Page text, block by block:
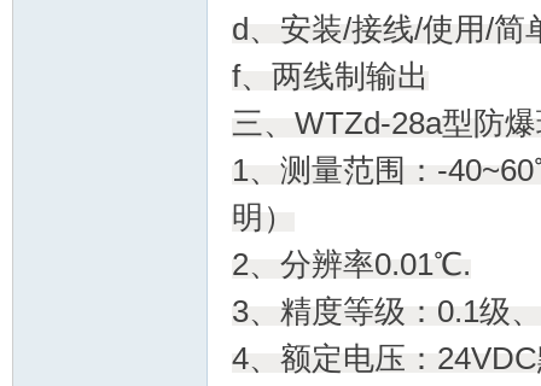
d、安装/接线/使用/简
f、两线制输出
三、WTZd-28a型防
1、测量范围：-
明）
2、分辨率0.01℃.
3、精度等级：0.1级
4、额定电压：